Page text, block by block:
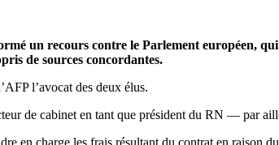
un recours contre le Parlement européen,
de sources concordantes.
l’avocat des deux élus.
de cabinet en tant que président du RN — par